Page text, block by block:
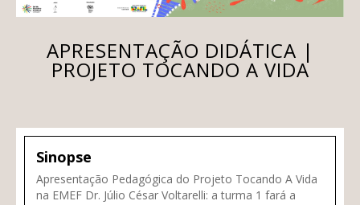
APRESENTAÇÃO DIDÁTICA |
PROJETO TOCANDO A VIDA
Sinopse
Apresentação Pedagógica do Projeto Tocando A Vida
na EMEF Dr. Júlio César Voltarelli: a turma 1 fará a